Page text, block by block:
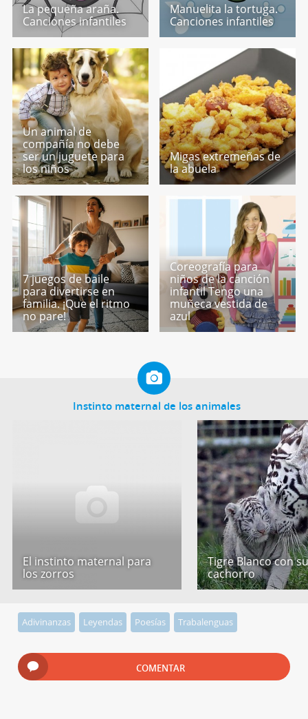
La pequeña araña.
Canciones infantiles
Manuelita la tortuga.
Canciones infantiles
Un animal de
compañía no debe
ser un juguete para
los niños
Migas extremeñas de
la abuela
7 juegos de baile
para divertirse en
familia. ¡Que el ritmo
no pare!
Coreografía para
niños de la canción
infantil Tengo una
muñeca vestida de
azul
Instinto maternal de los animales
El instinto maternal para
los zorros
Tigre Blanco con
cachorro
Adivinanzas Leyendas Poesías Trabalenguas
COMENTAR